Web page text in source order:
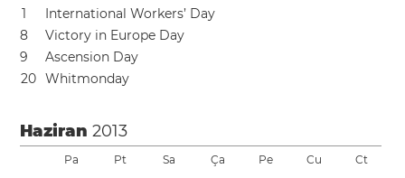
1
International Workers’ Day
8
Victory in Europe Day
9
Ascension Day
20 Whitmonday
Haziran2013
Pa Pt Sa Ça Pe Cu Ct